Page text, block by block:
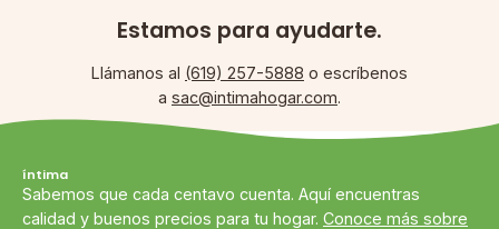
Estamos para ayudarte.
Llámanos al (619) 257-5888 o escríbenos
a sac@intimahogar.com.
íntima
Sabemos que cada centavo cuenta. Aquí encuentras
calidad y buenos precios para tu hogar. Conoce más sobre